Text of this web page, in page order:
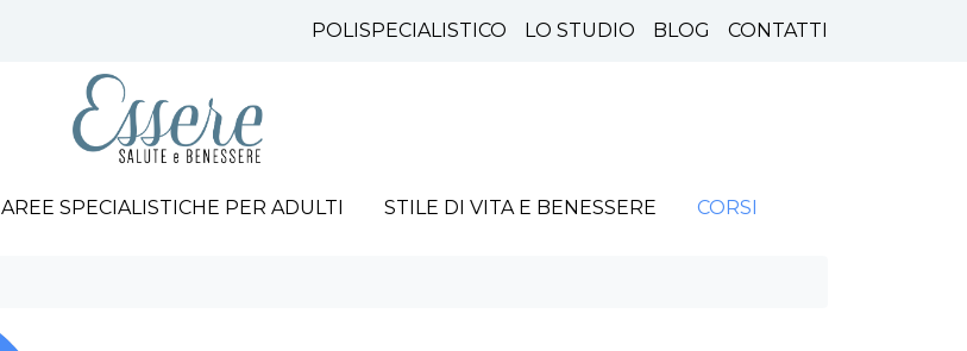
POLISPECIALISTICO LO STUDIO BLOG CONTATTI
AREE SPECIALISTICHE PER ADULTI STILE DI VITA E BENESSERE CORSI